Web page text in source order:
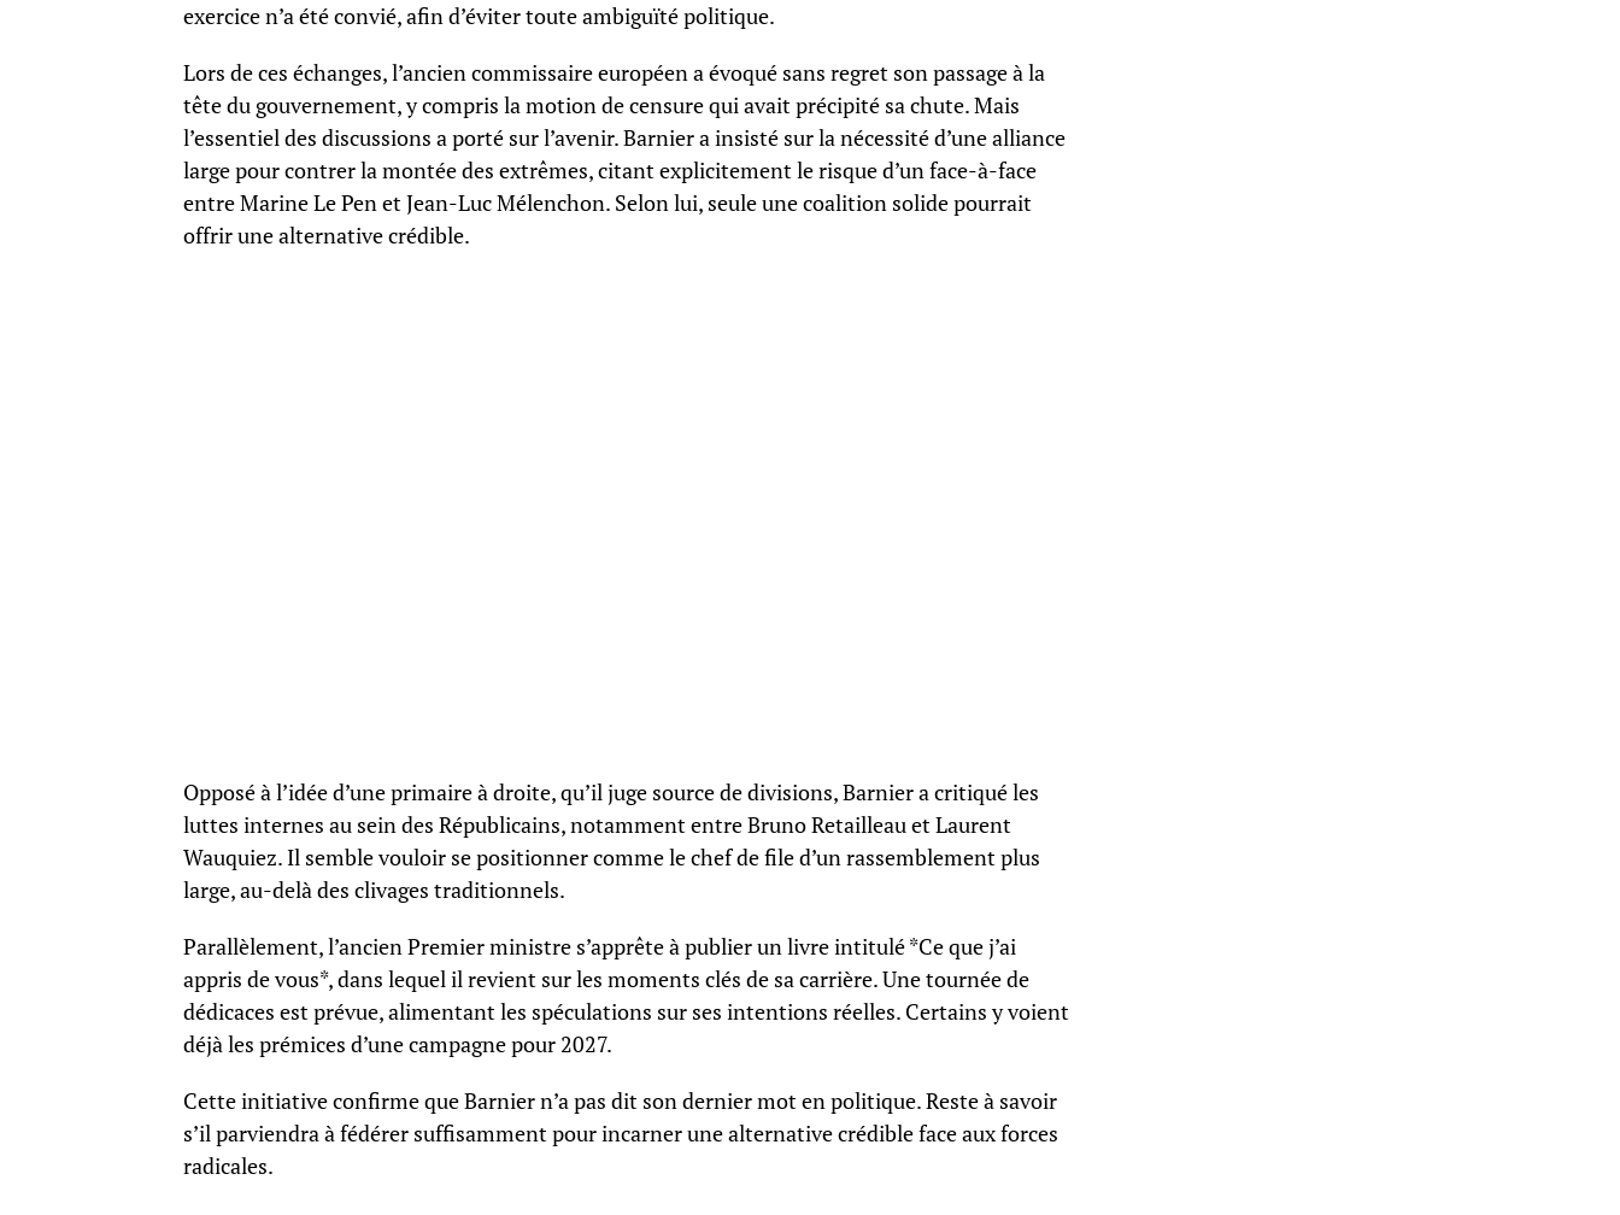
exercice n’a été convié, afin d’éviter toute ambiguïté politique.
Lors de ces échanges, l’ancien commissaire européen a évoqué sans regret son passage à la
tête du gouvernement, y compris la motion de censure qui avait précipité sa chute. Mais
l’essentiel des discussions a porté sur l’avenir. Barnier a insisté sur la nécessité d’une alliance
large pour contrer la montée des extrêmes, citant explicitement le risque d’un face-à-face
entre Marine Le Pen et Jean-Luc Mélenchon. Selon lui, seule une coalition solide pourrait
offrir une alternative crédible.
Opposé à l’idée d’une primaire à droite, qu’il juge source de divisions, Barnier a critiqué les
luttes internes au sein des Républicains, notamment entre Bruno Retailleau et Laurent
Wauquiez. Il semble vouloir se positionner comme le chef de file d’un rassemblement plus
large, au-delà des clivages traditionnels.
Parallèlement, l’ancien Premier ministre s’apprête à publier un livre intitulé *Ce que j’ai
appris de vous*, dans lequel il revient sur les moments clés de sa carrière. Une tournée de
dédicaces est prévue, alimentant les spéculations sur ses intentions réelles. Certains y voient
déjà les prémices d’une campagne pour 2027.
Cette initiative confirme que Barnier n’a pas dit son dernier mot en politique. Reste à savoir
s’il parviendra à fédérer suffisamment pour incarner une alternative crédible face aux forces
radicales.